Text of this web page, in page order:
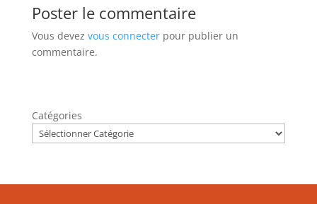
Poster le commentaire
Vous devez vous connecterpour publier un
commentaire.
Catégories